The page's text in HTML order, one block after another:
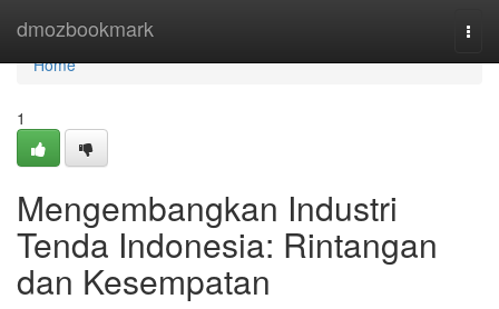
dmozbookmark
Home
Home
1
Mengembangkan Industri
Tenda Indonesia: Rintangan
dan Kesempatan